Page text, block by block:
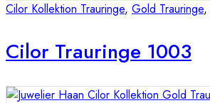
Cilor Kollektion Trauringe, Gold Trauringe,
Cilor Trauringe 1003